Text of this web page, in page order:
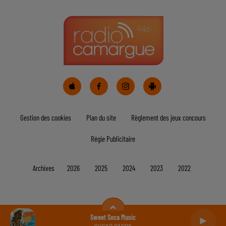
Sweet Soca Music
Taureau
Balance Scorpion